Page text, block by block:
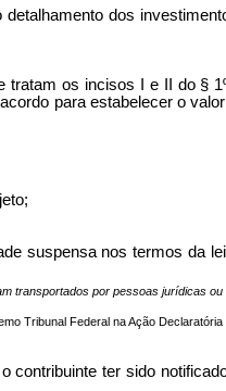
dos
os incisos I e II do §
para estabelecer o
suspensa nos termos da
transportados por pessoas jurídicas
Tribunal Federal na Ação Declaratória
ter sido